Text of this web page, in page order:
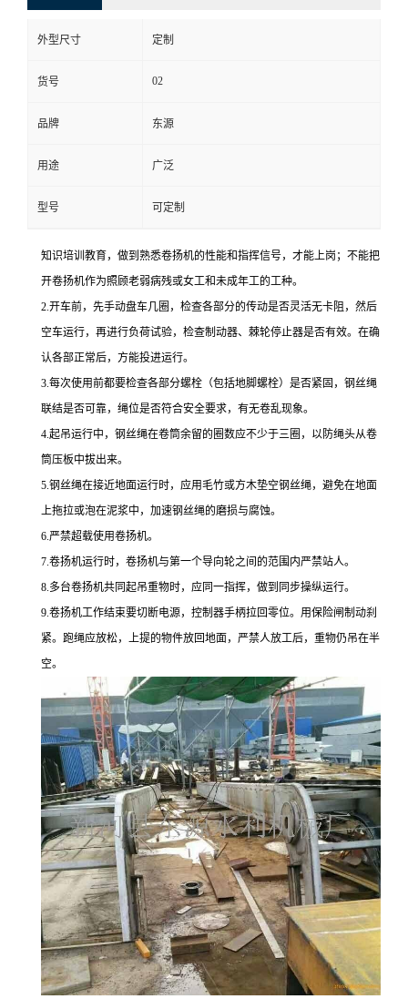
外型尺寸 定制
货号 02
品牌 东源
用途 广泛
型号 可定制
知识培训教育，做到熟悉卷扬机的性能和指挥信号，才能上岗；不能把
开卷扬机作为照顾老弱病残或女工和未成年工的工种。
2.开车前，先手动盘车几圈，检查各部分的传动是否灵活无卡阻，然后
空车运行，再进行负荷试验，检查制动器、棘轮停止器是否有效。在确
认各部正常后，方能投进运行。
3.每次使用前都要检查各部分螺栓（包括地脚螺栓）是否紧固，钢丝绳
联结是否可靠，绳位是否符合安全要求，有无卷乱现象。
4.起吊运行中，钢丝绳在卷筒余留的圈数应不少于三圈，以防绳头从卷
筒压板中拔出来。
5.钢丝绳在接近地面运行时，应用毛竹或方木垫空钢丝绳，避免在地面
上拖拉或泡在泥浆中，加速钢丝绳的磨损与腐蚀。
6.严禁超载使用卷扬机。
7.卷扬机运行时，卷扬机与第一个导向轮之间的范围内严禁站人。
8.多台卷扬机共同起吊重物时，应同一指挥，做到同步操纵运行。
9.卷扬机工作结束要切断电源，控制器手柄拉回零位。用保险闸制动刹
紧。跑绳应放松，上提的物件放回地面，严禁人放工后，重物仍吊在半
空。